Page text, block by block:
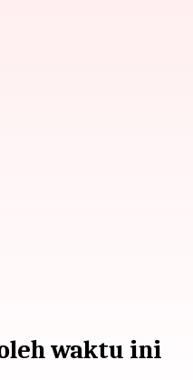
waktu ini